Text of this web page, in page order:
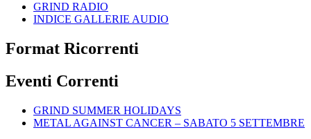
GRIND RADIO
INDICE GALLERIE AUDIO
Format Ricorrenti
Eventi Correnti
GRIND SUMMER HOLIDAYS
METAL AGAINST CANCER – SABATO 5 SETTEMBRE